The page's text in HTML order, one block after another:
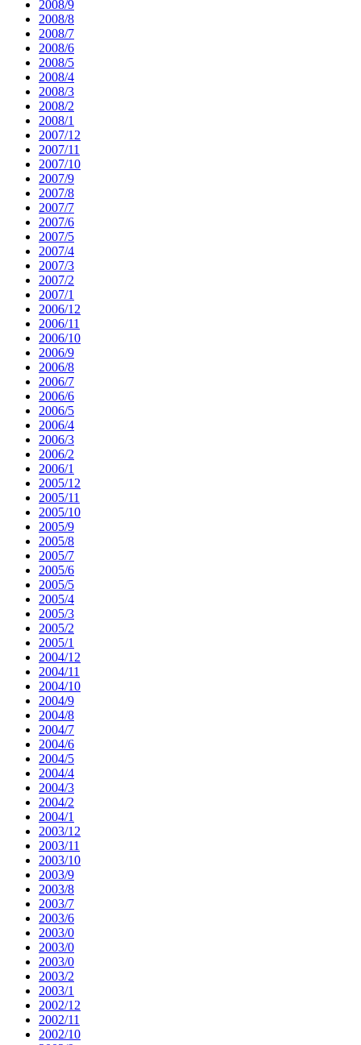
2008/9
2008/8
2008/7
2008/6
2008/5
2008/4
2008/3
2008/2
2008/1
2007/12
2007/11
2007/10
2007/9
2007/8
2007/7
2007/6
2007/5
2007/4
2007/3
2007/2
2007/1
2006/12
2006/11
2006/10
2006/9
2006/8
2006/7
2006/6
2006/5
2006/4
2006/3
2006/2
2006/1
2005/12
2005/11
2005/10
2005/9
2005/8
2005/7
2005/6
2005/5
2005/4
2005/3
2005/2
2005/1
2004/12
2004/11
2004/10
2004/9
2004/8
2004/7
2004/6
2004/5
2004/4
2004/3
2004/2
2004/1
2003/12
2003/11
2003/10
2003/9
2003/8
2003/7
2003/6
2003/0
2003/0
2003/0
2003/2
2003/1
2002/12
2002/11
2002/10